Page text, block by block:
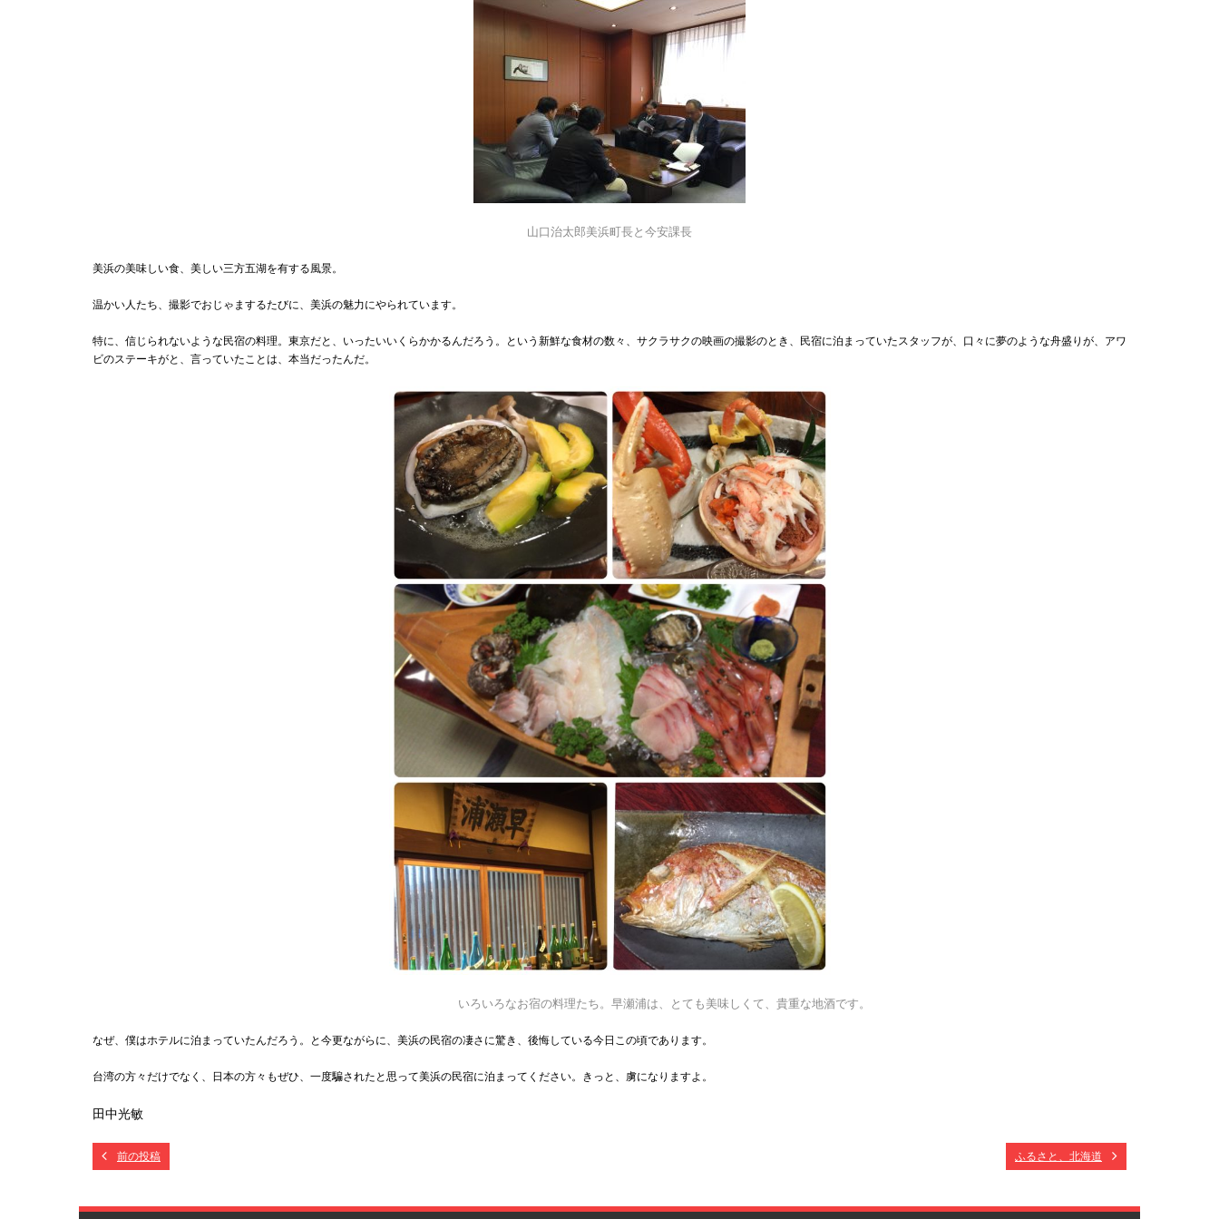
山口治太郎美浜町長と今安課長
美浜の美味しい食、美しい三方五湖を有する風景。
温かい人たち、撮影でおじゃまするたびに、美浜の魅力にやられています。
特に、信じられないような民宿の料理。東京だと、いったいいくらかかるんだろう。という新鮮な食材の数々、サクラサクの映画の撮影のとき、民宿に泊まっていたスタッフが、口々に夢のような舟盛りが、アワ
ビのステーキがと、言っていたことは、本当だったんだ。
いろいろなお宿の料理たち。早瀬浦は、とても美味しくて、貴重な地酒です。
なぜ、僕はホテルに泊まっていたんだろう。と今更ながらに、美浜の民宿の凄さに驚き、後悔している今日この頃であります。
台湾の方々だけでなく、日本の方々もぜひ、一度騙されたと思って美浜の民宿に泊まってください。きっと、虜になりますよ。
田中光敏
前の投稿 ふるさと、北海道